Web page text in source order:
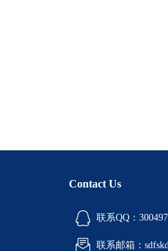
Contact Us
联系QQ：
联系邮箱：